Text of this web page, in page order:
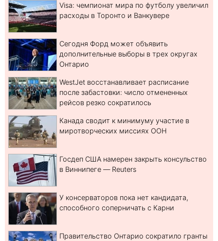
Visa: чемпионат мира по футболу увеличил
расходы в Торонто и Ванкувере
Сегодня Форд может объявить
дополнительные выборы в трех округах
Онтарио
WestJet восстанавливает расписание
после забастовки: число отмененных
рейсов резко сократилось
Канада сводит к минимуму участие в
миротворческих миссиях ООН
Госдеп США намерен закрыть консульство
в Виннипеге — Reuters
У консерваторов пока нет кандидата,
способного соперничать с Карни
Правительство Онтарио сократило гранты